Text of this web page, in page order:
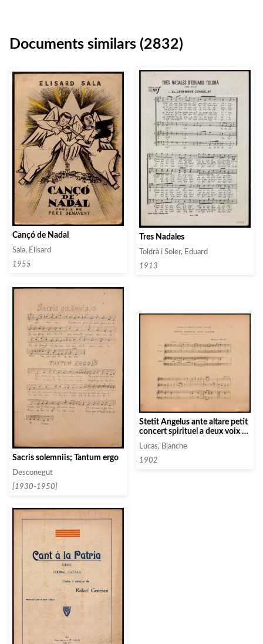
Documents similars (2832)
Cançó de Nadal
Sala, Elisard
1955
Tres Nadales
Toldrà i Soler, Eduard
1913
Sacris solemniis; Tantum ergo
Desconegut
[1930-1950]
Stetit Angelus ante altare petit
concert spirituel a deux voix de
femme
Lucas, Blanche
1902